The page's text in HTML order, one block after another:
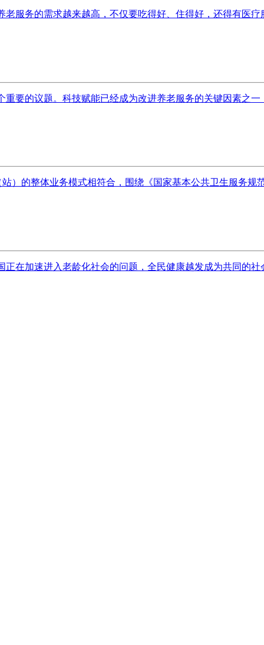
服务的需求越来越高，不仅要吃得好、住得好，还得有医疗
要的议题。科技赋能已经成为改进养老服务的关键因素之一
）的整体业务模式相符合，围绕《国家基本公共卫生服务规
在加速进入老龄化社会的问题，全民健康越发成为共同的社